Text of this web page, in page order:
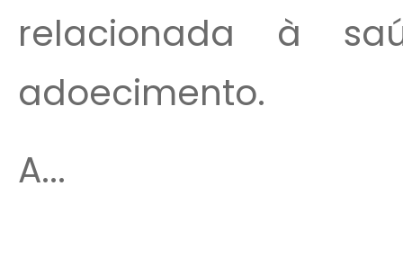
relacionada à
adoecimento.
A...